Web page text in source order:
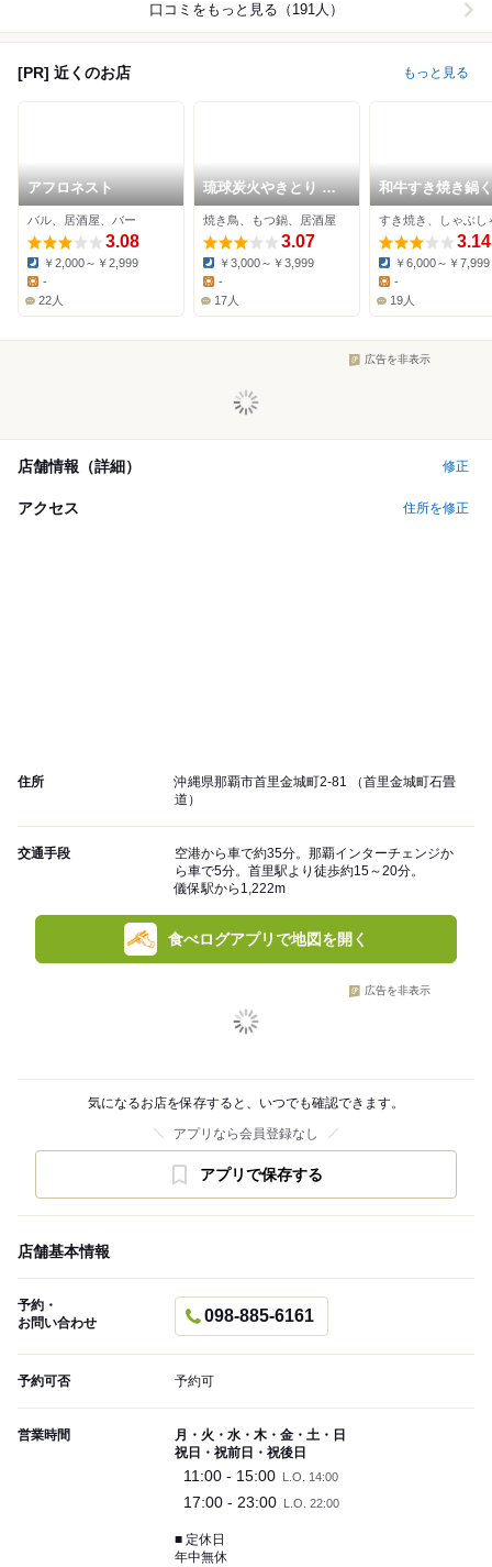
口コミをもっと見る（191人）
[PR] 近くのお店 もっと見る
アフロネスト
バル、居酒屋、バー
3.08
Dinner:
￥2,000～￥2,999
Lunch:
-
22人
琉球炭火やきとり 串
彦
焼き鳥、もつ鍋、居酒屋
3.07
Dinner:
￥3,000～￥3,999
Lunch:
-
17人
和牛すき焼き鍋
つ
3.14
Dinner:
￥6,000～￥7,999
Lunch:
-
19人
広告を非表示
店舗情報（詳細） 修正
アクセス 住所を修正
住所
沖縄県那覇市首里金城町2-81 （首里金城町石畳
道）
交通手段
空港から車で約35分。那覇インターチェンジか
ら車で5分。首里駅より徒歩約15～20分。
儀保駅から1,222m
食べログアプリで地図を開く
広告を非表示
気になるお店を保存すると、いつでも確認できます。
アプリなら会員登録なし
アプリで保存する
店舗基本情報
予約・
お問い合わせ
098-885-6161
予約可否 予約可
営業時間
月・火・水・木・金・土・日
祝日・祝前日・祝後日
11:00 - 15:00 L.O. 14:00
17:00 - 23:00 L.O. 22:00
■ 定休日
年中無休